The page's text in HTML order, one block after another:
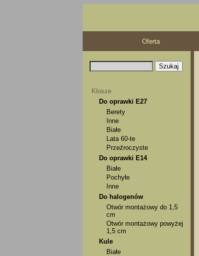
Oferta
Klosze
Do oprawki E27
Berety
Inne
Białe
Lata 60-te
Przeźroczyste
Do oprawki E14
Białe
Pochyłe
Inne
Do halogenów
Otwór montażowy do 1,5
cm
Otwór montażowy powyżej
1,5 cm
Kule
Białe